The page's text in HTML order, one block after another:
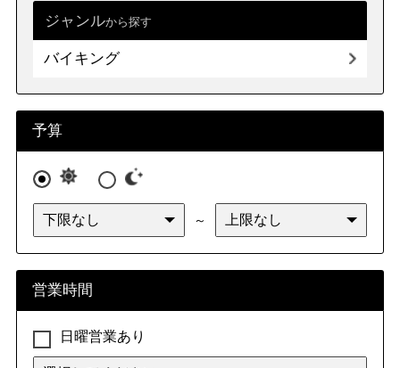
浜松町・田町・品川
伊豆諸島・小笠原
ジャンルから探す
バイキング
予算
～
営業時間
日曜営業あり